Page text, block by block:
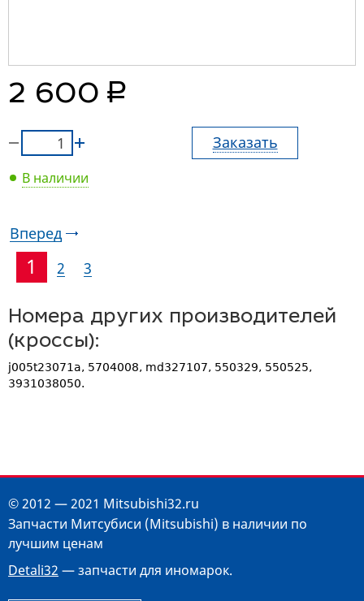
2 600 руб.
Заказать
В наличии
Вперед
1 2 3
Номера других производителей
(кроссы):
j005t23071a, 5704008, md327107, 550329, 550525,
3931038050.
© 2012 — 2021 Mitsubishi32.ru
Запчасти Митсубиси (Mitsubishi) в наличии по
лучшим ценам
Detali32 — запчасти для иномарок.